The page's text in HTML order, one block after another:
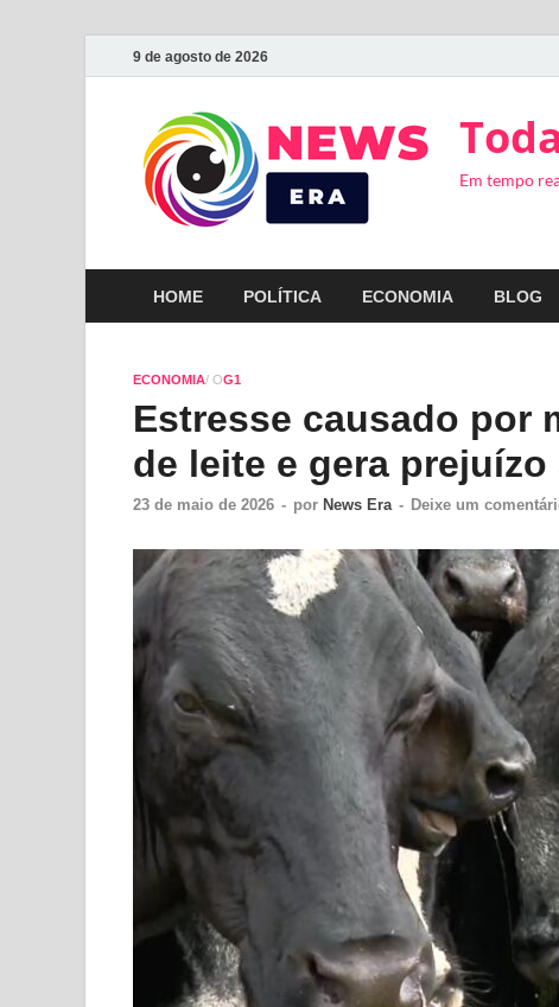
9 de agosto de 2026
Em tempo
HOME POLÍTICA ECONOMIA BLOG
ECONOMIA/ OG1
Estresse causado por
de leite e gera
23 de maio de 2026 - por News Era - Deixe um